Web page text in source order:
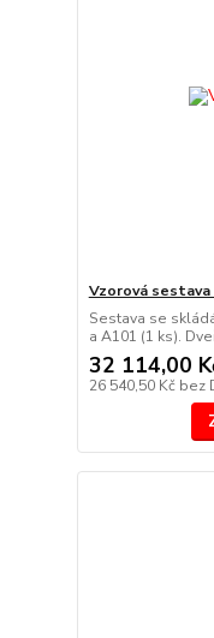
Vzorová sestava
Sestava se
a A101 (1 ks).
32 114,00
26 540,50 Kč bez